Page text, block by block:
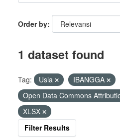
Order by
1 dataset found
Tag: Usia IBANGGA
Open Data Commons
XLSX
Filter Results